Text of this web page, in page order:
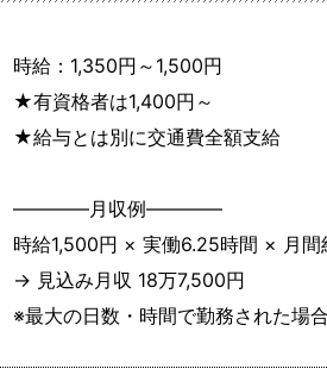
時給：1,350円～1,500円
★有資格者は1,400円～
★給与とは別に交通費全額支給
――――月収例――――
時給1,500円 × 実働6.25時間 × 月間
→ 見込み月収 18万7,500円
※最大の日数・時間で勤務された場